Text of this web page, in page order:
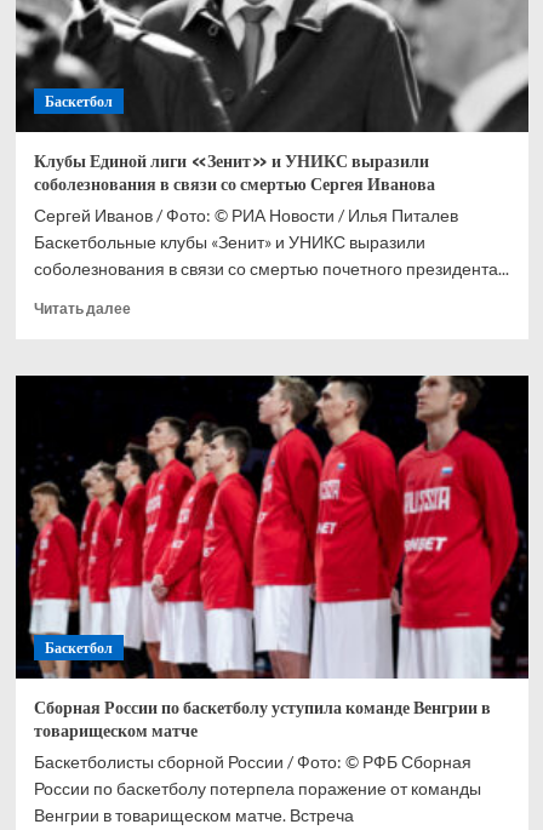
Баскетбол
Клубы Единой лиги «Зенит» и УНИКС выразили
соболезнования в связи со смертью Сергея Иванова
Сергей Иванов / Фото: © РИА Новости / Илья Питалев
Баскетбольные клубы «Зенит» и УНИКС выразили
соболезнования в связи со смертью почетного президента...
Читать далееПрочитать
Клубы
лиги
«Зенит»
и
УНИКС
выразили
соболезнования
связи
со
смертью
Сергея
Иванова
Баскетбол
Сборная России по баскетболу уступила команде Венгрии в
товарищеском матче
Баскетболисты сборной России / Фото: © РФБ Сборная
России по баскетболу потерпела поражение от команды
Венгрии в товарищеском матче. Встреча